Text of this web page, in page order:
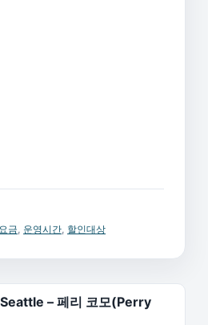
금 운영시간 할인대상
– 페리 코모(Perry